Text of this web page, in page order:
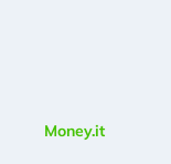
Money.it